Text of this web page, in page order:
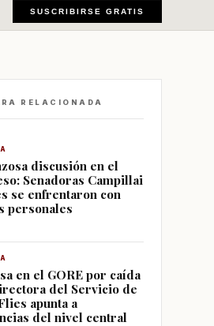
SUSCRIBIRSE GRATIS
RELACIONADA
discusión en el
Senadoras Campillai
se enfrentaron con
personales
en el GORE por caída
del Servicio de
apunta a
del nivel central